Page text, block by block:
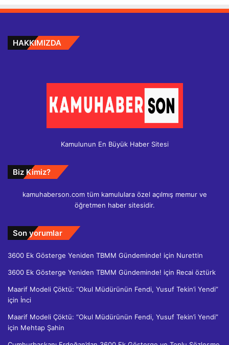
HAKKIMIZDA
Kamulunun En Büyük Haber Sitesi
Biz Kimiz?
kamuhaberson.com tüm kamululara özel açılmış memur ve
öğretmen haber sitesidir.
Son yorumlar
3600 Ek Gösterge Yeniden TBMM Gündeminde! için Nurettin
3600 Ek Gösterge Yeniden TBMM Gündeminde! için Recai öztürk
Maarif Modeli Çöktü: “Okul Müdürünün Fendi, Yusuf Tekin’i Yendi”
için İnci
Maarif Modeli Çöktü: “Okul Müdürünün Fendi, Yusuf Tekin’i Yendi”
için Mehtap Şahin